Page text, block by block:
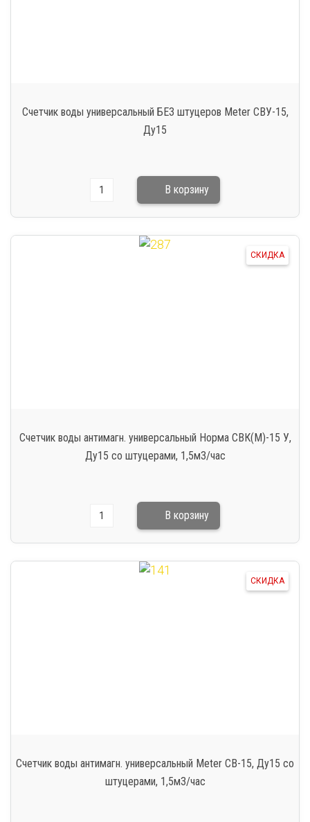
Счетчик воды универсальный БЕЗ штуцеров Meter СВУ-15,
Ду15
СКИДКА
Счетчик воды антимагн. универсальный Норма СВК(М)-15 У,
Ду15 со штуцерами, 1,5м3/час
СКИДКА
Счетчик воды антимагн. универсальный Meter СВ-15, Ду15 со
штуцерами, 1,5м3/час